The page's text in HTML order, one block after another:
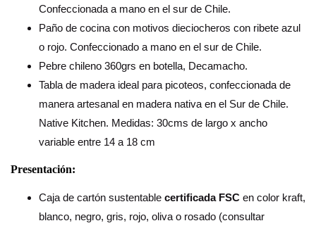
Confeccionada a mano en el sur de Chile.
Paño de cocina con motivos dieciocheros con ribete azul
o rojo. Confeccionado a mano en el sur de Chile.
Pebre chileno 360grs en botella, Decamacho.
Tabla de madera ideal para picoteos, confeccionada de
manera artesanal en madera nativa en el Sur de Chile.
Native Kitchen. Medidas: 30cms de largo x ancho
variable entre 14 a 18 cm
Presentación:
Caja de cartón sustentable certificada FSC en color kraft,
blanco, negro, gris, rojo, oliva o rosado (consultar